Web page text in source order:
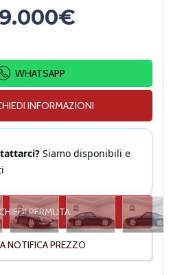
INFORMAZIONI
WHATSAPP
Siamo disponibili e
PERMUTA
NOTIFICA PREZZO